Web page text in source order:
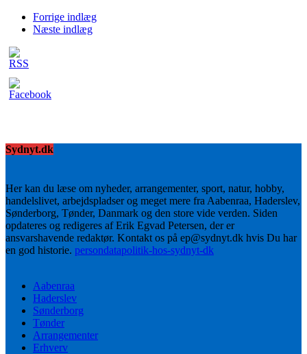
Forrige indlæg
Næste indlæg
Sydnyt.dk
Her kan du læse om nyheder, arrangementer, sport, natur, hobby,
handelslivet, arbejdspladser og meget mere fra Aabenraa, Haderslev,
Sønderborg, Tønder, Danmark og den store vide verden. Siden
opdateres og redigeres af Erik Egvad Petersen, der er
ansvarshavende redaktør. Kontakt os på ep@sydnyt.dk hvis Du har
en god historie. persondatapolitik-hos-sydnyt-dk
Aabenraa
Haderslev
Sønderborg
Tønder
Arrangementer
Erhverv